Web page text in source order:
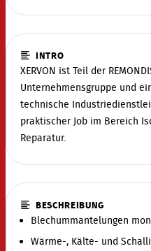
INTRO
XERVON ist Teil der
Unternehmensgruppe und
technische
praktischer Job im Bereich
Reparatur.
BESCHREIBUNG
Blechummantelungen
Wärme-, Kälte- und